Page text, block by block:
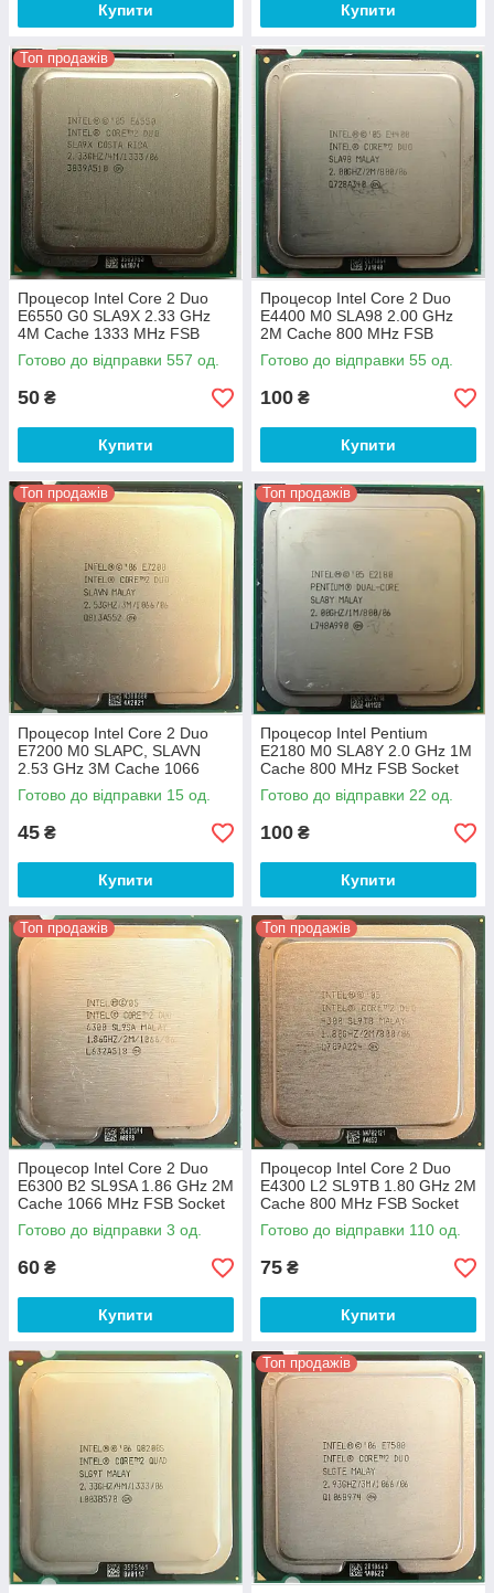
Купити Купити
Топ продажів
Процесор Intel Core 2 Duo
E6550 G0 SLA9X 2.33 GHz
4M Cache 1333 MHz FSB
Socket 775 Б/В
Готово до відправки 557 од.
50 ₴
Купити
Процесор Intel Core 2 Duo
E4400 M0 SLA98 2.00 GHz
2M Cache 800 MHz FSB
Socket 775 Б/В
Готово до відправки 55 од.
100 ₴
Купити
Топ продажів
Процесор Intel Core 2 Duo
E7200 M0 SLAPC, SLAVN
2.53 GHz 3M Cache 1066
MHz FSB Socket 775 Б/В
Готово до відправки 15 од.
45 ₴
Купити
Топ продажів
Процесор Intel Pentium
E2180 M0 SLA8Y 2.0 GHz 1M
Cache 800 MHz FSB Socket
775 Б/В
Готово до відправки 22 од.
100 ₴
Купити
Топ продажів
Процесор Intel Core 2 Duo
E6300 B2 SL9SA 1.86 GHz 2M
Cache 1066 MHz FSB Socket
775 Б/В
Готово до відправки 3 од.
60 ₴
Купити
Топ продажів
Процесор Intel Core 2 Duo
E4300 L2 SL9TB 1.80 GHz 2M
Cache 800 MHz FSB Socket
775 Б/В
Готово до відправки 110 од.
75 ₴
Купити
Топ продажів